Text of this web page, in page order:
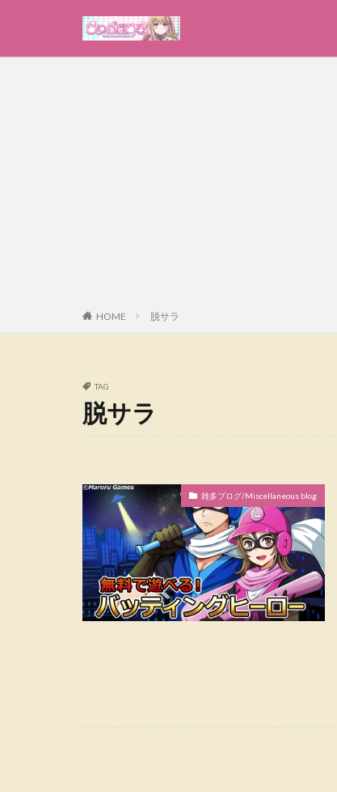
HOME 脱サラ
TAG
脱サラ
雑多ブログ/Miscellaneous blog